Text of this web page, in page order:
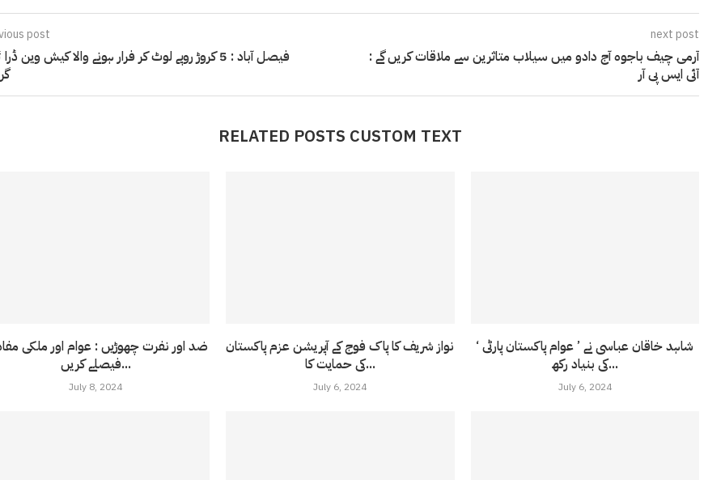
post
فیصل آباد : 5 کروڑ روپے لوٹ کر فرار ہونے والا کیش وین
next post
آرمی چیف باجوہ آج دادو میں سیلاب متاثرین سے ملاقات کریں گے :
آئی ایس پی آر
RELATED POSTS CUSTOM TEXT
ضد اور نفرت چھوڑیں : عوام اور ملکی
فیصلے کریں...
July 8, 2024
نواز شریف کا پاک فوج کے آپریشن عزم پاکستان
کی حمایت کا...
July 6, 2024
شاہد خاقان عباسی نے ’ عوام پاکستان پارٹی ‘
کی بنیاد رکھ...
July 6, 2024